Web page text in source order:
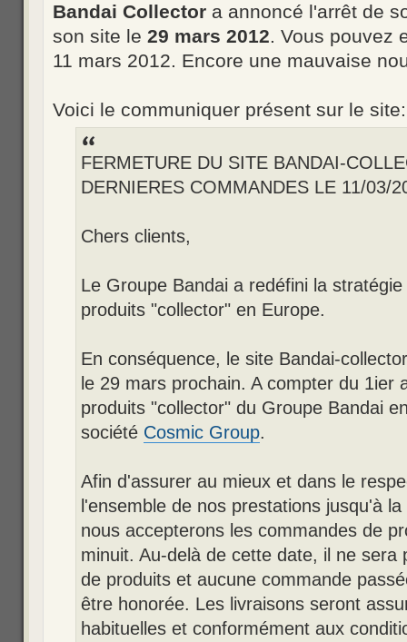
Bandai Collector a annoncé l'arrêt de
son site le 29 mars 2012. Vous pouvez
11 mars 2012. Encore une mauvaise
Voici le communiquer présent sur le site:
FERMETURE DU SITE BANDAI-
DERNIERES COMMANDES LE 11/03/
Chers clients,
Le Groupe Bandai a redéfini la
produits "collector" en Europe.
En conséquence, le site Bandai-
le 29 mars prochain. A compter du 1ier
produits "collector" du Groupe Bandai
société Cosmic Group.
Afin d'assurer au mieux et dans le
l'ensemble de nos prestations jusqu'à
nous accepterons les commandes de
minuit. Au-delà de cette date, il ne sera
de produits et aucune commande
être honorée. Les livraisons seront
habituelles et conformément aux